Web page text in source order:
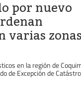
por nuevo
varias
en la región de
de Excepción de